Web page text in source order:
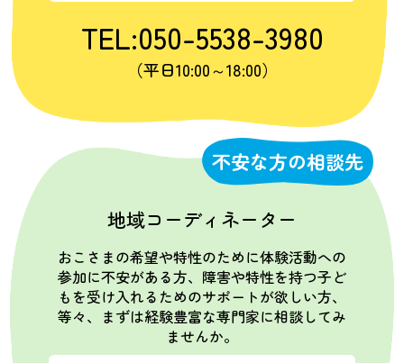
TEL:050-5538-3980
（平日10:00～18:00）
不安な方の相談先
地域コーディネーター
おこさまの希望や特性のために体験活動への
参加に不安がある方、障害や特性を持つ子ど
もを受け入れるためのサポートが欲しい方、
等々、まずは経験豊富な専門家に相談してみ
ませんか。